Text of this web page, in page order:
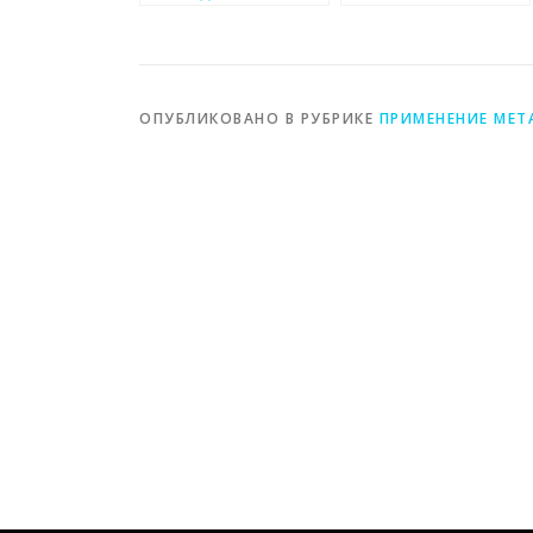
ОПУБЛИКОВАНО В РУБРИКЕ ПРИМЕНЕНИЕ